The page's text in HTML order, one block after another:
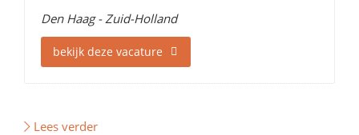
Den Haag - Zuid-Holland
bekijk deze vacature
Lees verder